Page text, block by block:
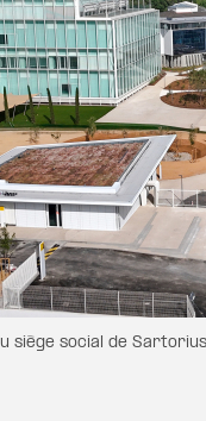
siège social de